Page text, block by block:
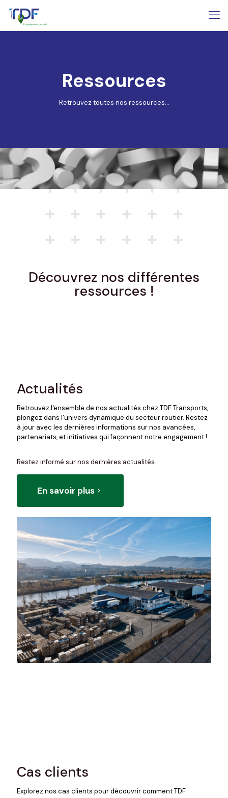
Ressources
Retrouvez toutes nos ressources...
Découvrez nos différentes
ressources !
Actualités
Retrouvez l'ensemble de nos actualités chez TDF Transports,
plongez dans l'univers dynamique du secteur routier. Restez
à jour avec les dernières informations sur nos avancées,
partenariats, et initiatives qui façonnent notre engagement !
Restez informé sur nos dernières actualités.
En savoir plus
Cas clients
Explorez nos cas clients pour découvrir comment TDF